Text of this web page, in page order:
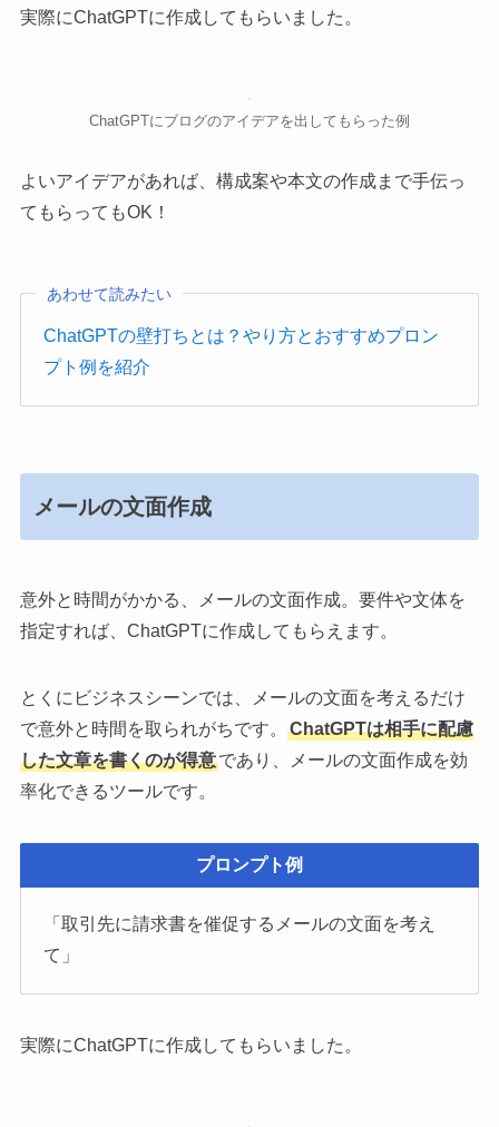
実際にChatGPTに作成してもらいました。
ChatGPTにブログのアイデアを出してもらった例
よいアイデアがあれば、構成案や本文の作成まで手伝っ
てもらってもOK！
あわせて読みたい
ChatGPTの壁打ちとは？やり方とおすすめプロン
プト例を紹介
メールの文面作成
意外と時間がかかる、メールの文面作成。要件や文体を
指定すれば、ChatGPTに作成してもらえます。
とくにビジネスシーンでは、メールの文面を考えるだけ
で意外と時間を取られがちです。
ChatGPTは相手に配慮
した文章を書くのが得意であり、メールの文面作成を効
率化できるツールです。
プロンプト例
「取引先に請求書を催促するメールの文面を考え
て」
実際にChatGPTに作成してもらいました。